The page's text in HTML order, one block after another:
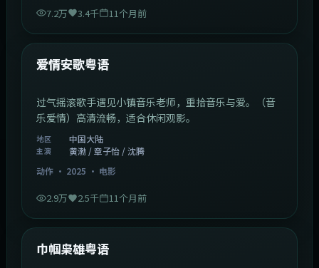
7.2万 3.4千 11个月前
最新
爱情安歌粤语
过气摇滚歌手遇见小镇音乐老师，重拾音乐与爱。（音
乐爱情）高清流畅，适合休闲观影。
地区 中国大陆
主演
黄渤 / 章子怡 / 沈腾
动作· 2025 · 电影
2.9万 2.5千 11个月前
最新
巾帼枭雄粤语